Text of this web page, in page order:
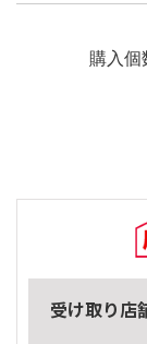
購入個
受け取り店